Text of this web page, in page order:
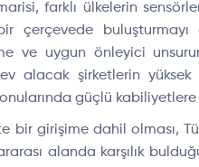
farklı ülkelerin
çerçevede
ve uygun önleyici
alacak şirketlerin yüksek
güçlü
bir girişime dahil olması,
alanda karşılık